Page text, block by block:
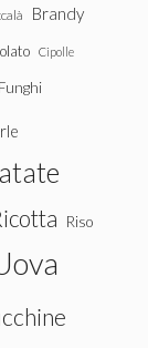
Brandy
Cipolle
Funghi
Riso